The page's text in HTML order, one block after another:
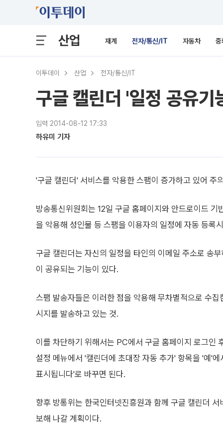
산업 재계 전자/통신/IT 자동차 중
이투데이 산업 전자/통신/IT
구글 캘린더 '일정 공유기
입력 2014-08-12 17:33
하유미 기자
'구글 캘린더' 서비스를 악용한 스팸이 증가하고 있어 주
방송통신위원회는 12일 구글 홈페이지와 안드로이드 기
을 악용해 성인물 등 스팸을 이용자의 일정에 자동 등록
구글 캘린더는 자신의 일정을 타인의 이메일 주소로 송
이 공유되는 기능이 있다.
스팸 발송자들은 이러한 점을 악용해 무차별적으로 수
시지를 발송하고 있는 것.
이를 차단하기 위해서는 PC에서 구글 홈페이지 로그인
설정 메뉴에서 '캘린더에 초대장 자동 추가' 항목을 '예'
표시됩니다'로 바꾸면 된다.
향후 방통위는 한국인터넷진흥원과 함께 구글 캘린더
보해 나갈 계획이다.